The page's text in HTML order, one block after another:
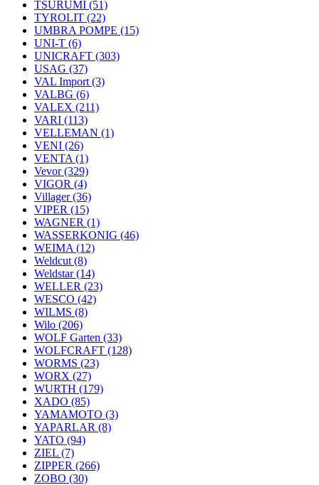
TSURUMI (51)
TYROLIT (22)
UMBRA POMPE (15)
UNI-T (6)
UNICRAFT (303)
USAG (37)
VAL Import (3)
VALBG (6)
VALEX (211)
VARI (113)
VELLEMAN (1)
VENI (26)
VENTA (1)
Vevor(329)
VIGOR (4)
Villager(36)
VIPER (15)
WAGNER (1)
WASSERKONIG (46)
WEIMA (12)
Weldcut (8)
Weldstar(14)
WELLER (23)
WESCO (42)
WILMS (8)
Wilo (206)
WOLF Garten (33)
WOLFCRAFT (128)
WORMS (23)
WORX (27)
WURTH (179)
XADO (85)
YAMAMOTO (3)
YAPARLAR (8)
YATO (94)
ZIEL (7)
ZIPPER (266)
ZOBO (30)